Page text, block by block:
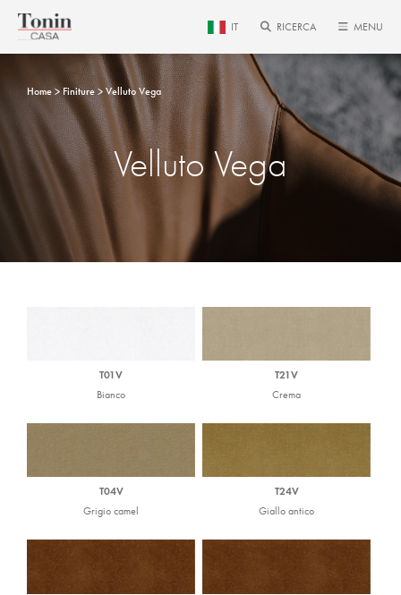
IT RICERCA MENU
Home Finiture Velluto Vega
Velluto Vega
T01V
Bianco
T21V
Crema
T04V
Grigio camel
T24V
Giallo antico